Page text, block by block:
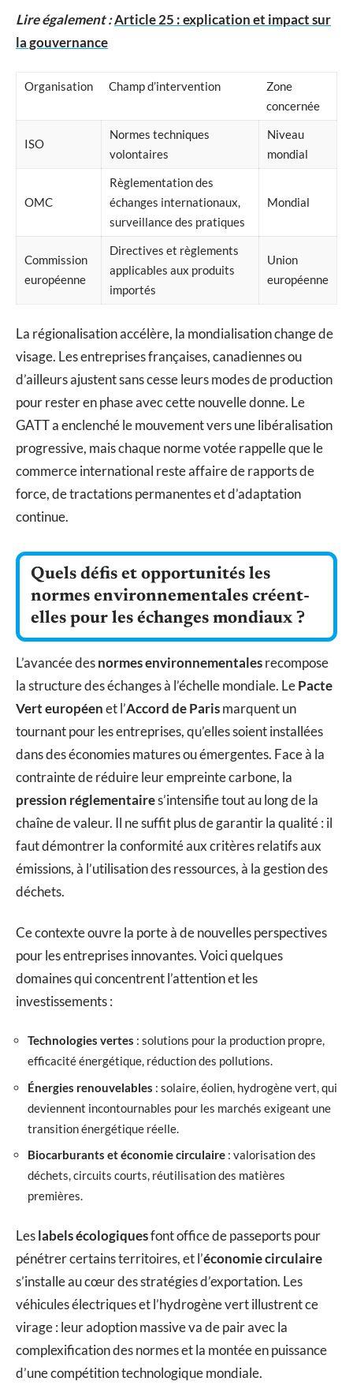
Lire également :Article 25 : explication et impact sur
la gouvernance
Organisation Champ d’intervention
Zone
concernée
ISO
Normes techniques
volontaires
Niveau
mondial
OMC
Règlementation des
échanges internationaux,
surveillance des pratiques
Mondial
Commission
européenne
Directives et règlements
applicables aux produits
importés
Union
européenne
La régionalisation accélère, la mondialisation change de
visage. Les entreprises françaises, canadiennes ou
d’ailleurs ajustent sans cesse leurs modes de production
pour rester en phase avec cette nouvelle donne. Le
GATT a enclenché le mouvement vers une libéralisation
progressive, mais chaque norme votée rappelle que le
commerce international reste affaire de rapports de
force, de tractations permanentes et d’adaptation
continue.
Quels défis et opportunités les
normes environnementales créent-
elles pour les échanges mondiaux ?
L’avancée desnormes environnementalesrecompose
la structure des échanges à l’échelle mondiale. LePacte
Vert européenet l’Accord de Parismarquent un
tournant pour les entreprises, qu’elles soient installées
dans des économies matures ou émergentes. Face à la
contrainte de réduire leur empreinte carbone, la
pression réglementaires’intensifie tout au long de la
chaîne de valeur. Il ne suffit plus de garantir la qualité : il
faut démontrer la conformité aux critères relatifs aux
émissions, à l’utilisation des ressources, à la gestion des
déchets.
Ce contexte ouvre la porte à de nouvelles perspectives
pour les entreprises innovantes. Voici quelques
domaines qui concentrent l’attention et les
investissements :
Technologies vertes : solutions pour la production propre,
efficacité énergétique, réduction des pollutions.
Énergies renouvelables : solaire, éolien, hydrogène vert, qui
deviennent incontournables pour les marchés exigeant une
transition énergétique réelle.
Biocarburants et économie circulaire : valorisation des
déchets, circuits courts, réutilisation des matières
premières.
Leslabels écologiquesfont office de passeports pour
pénétrer certains territoires, et l’économie circulaire
s’installe au cœur des stratégies d’exportation. Les
véhicules électriques et l’hydrogène vert illustrent ce
virage : leur adoption massive va de pair avec la
complexification des normes et la montée en puissance
d’une compétition technologique mondiale.